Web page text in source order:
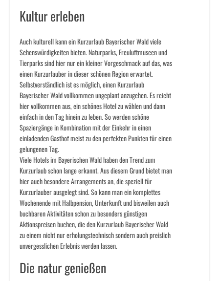
Kultur erleben
Auch kulturell kann ein Kurzurlaub Bayerischer Wald viele
Sehenswürdigkeiten bieten. Naturparks, Freuluftmuseen und
Tierparks sind hier nur ein kleiner Vorgeschmack auf das, was
einen Kurzurlauber in dieser schönen Region erwartet.
Selbstverständlich ist es möglich, einen Kurzurlaub
Bayerischer Wald vollkommen ungeplant anzugehen. Es reicht
hier vollkommen aus, ein schönes Hotel zu wählen und dann
einfach in den Tag hinein zu leben. So werden schöne
Spaziergänge in Kombination mit der Einkehr in einen
einladenden Gasthof meist zu den perfekten Punkten für einen
gelungenen Tag.
Viele Hotels im Bayerischen Wald haben den Trend zum
Kurzurlaub schon lange erkannt. Aus diesem Grund bietet man
hier auch besondere Arrangements an, die speziell für
Kurzurlauber ausgelegt sind. So kann man ein komplettes
Wochenende mit Halbpension, Unterkunft und bisweilen auch
buchbaren Aktivitäten schon zu besonders günstigen
Aktionspreisen buchen, die den Kurzurlaub Bayerischer Wald
zu einem nicht nur erholungstechnisch sondern auch preislich
unvergesslichen Erlebnis werden lassen.
Die natur genießen